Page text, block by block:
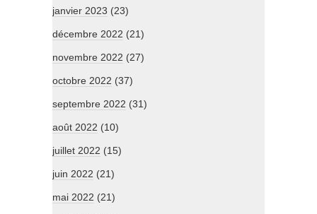
janvier 2023 (23)
décembre 2022 (21)
novembre 2022 (27)
octobre 2022 (37)
septembre 2022 (31)
août 2022 (10)
juillet 2022 (15)
juin 2022 (21)
mai 2022 (21)